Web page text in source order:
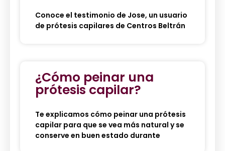
Conoce el testimonio de Jose, un usuario
de prótesis capilares de Centros Beltrán
¿Cómo peinar una
prótesis capilar?
Te explicamos cómo peinar una prótesis
capilar para que se vea más natural y se
conserve en buen estado durante